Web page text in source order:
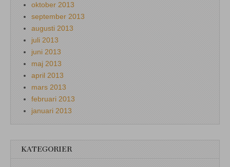
oktober 2013
september 2013
augusti 2013
juli 2013
juni 2013
maj 2013
april 2013
mars 2013
februari 2013
januari 2013
KATEGORIER